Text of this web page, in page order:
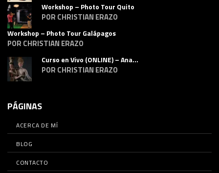
Workshop – Photo Tour Quito
POR CHRISTIAN ERAZO
Workshop – Photo Tour Galápagos
POR CHRISTIAN ERAZO
Curso en Vivo (ONLINE) – Ana...
POR CHRISTIAN ERAZO
PÁGINAS
ACERCA DE MÍ
BLOG
CONTACTO